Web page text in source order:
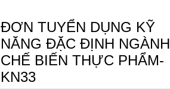
ĐƠN TUYỂN DỤNG KỸ
NĂNG ĐẶC ĐỊNH NGÀNH
CHẾ BIẾN THỰC PHẨM-
KN33